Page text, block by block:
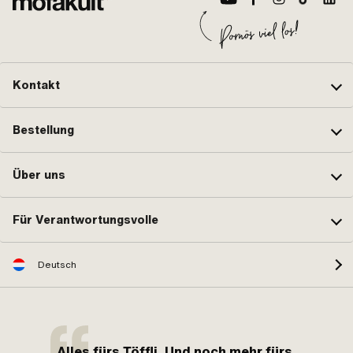
Kontakt
Bestellung
Über uns
Für Verantwortungsvolle
Deutsch